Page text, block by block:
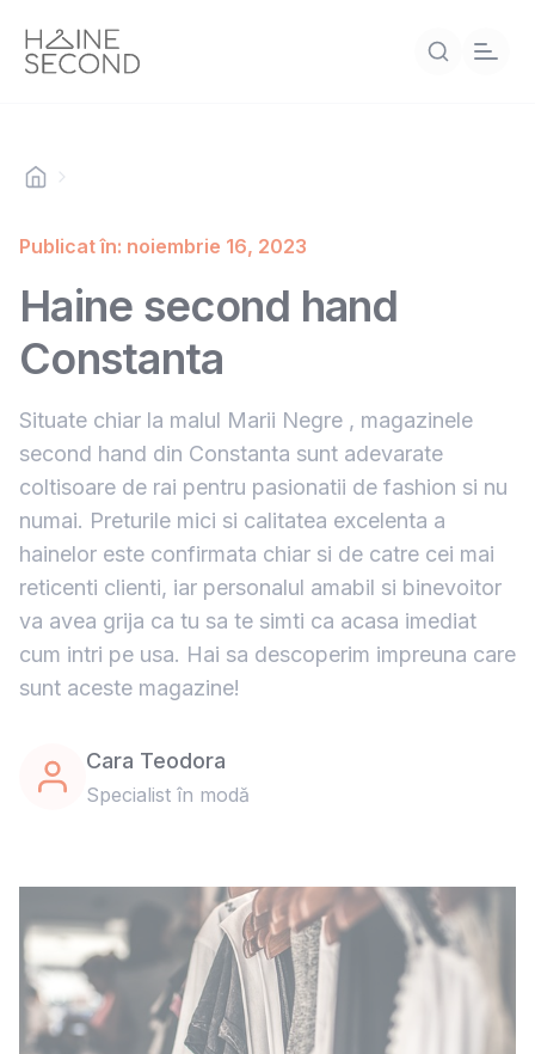
Publicat în: noiembrie 16, 2023
Haine second hand
Constanta
Situate chiar la malul Marii Negre , magazinele
second hand din Constanta sunt adevarate
coltisoare de rai pentru pasionatii de fashion si nu
numai. Preturile mici si calitatea excelenta a
hainelor este confirmata chiar si de catre cei mai
reticenti clienti, iar personalul amabil si binevoitor
va avea grija ca tu sa te simti ca acasa imediat
cum intri pe usa. Hai sa descoperim impreuna care
sunt aceste magazine!
Cara Teodora
Specialist în modă